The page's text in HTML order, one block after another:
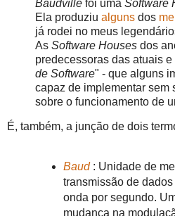
Baudville foi uma Software
Ela produziu alguns dos
já rodei no meus
As Software Houses dos
predecessoras das atuais e
de Software" - que alguns
capaz de implementar sem
sobre o funcionamento de
É, também, a junção de dois
Baud: Unidade de
transmissão de
onda por segundo.
mudança na